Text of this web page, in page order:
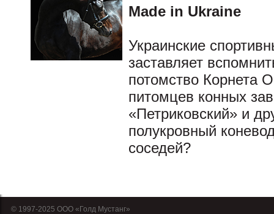
Made in Ukraine
Украинские
заставляет
потомство Корнета
питомцев конных
«Петриковский» и
полукровный
соседей?
© 1997-2025 OOO «Голд Мустанг»